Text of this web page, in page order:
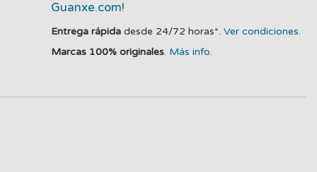
Guanxe.com!
Entrega rápida desde 24/72 horas*.Ver condiciones.
Marcas 100% originales. Más info.